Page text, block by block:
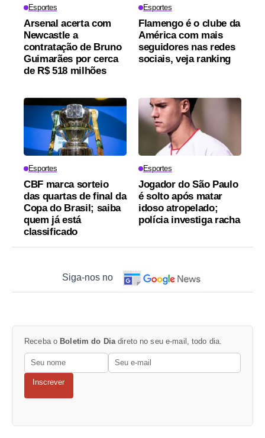
Esportes
Arsenal acerta com
Newcastle a
contratação de Bruno
Guimarães por cerca
de R$ 518 milhões
Esportes
Flamengo é o clube da
América com mais
seguidores nas redes
sociais, veja ranking
Esportes
CBF marca sorteio
das quartas de final da
Copa do Brasil; saiba
quem já está
classificado
Esportes
Jogador do São Paulo
é solto após matar
idoso atropelado;
polícia investiga racha
Siga-nos no
Receba o Boletim do Diadireto no seu e-mail, todo dia.
Inscrever